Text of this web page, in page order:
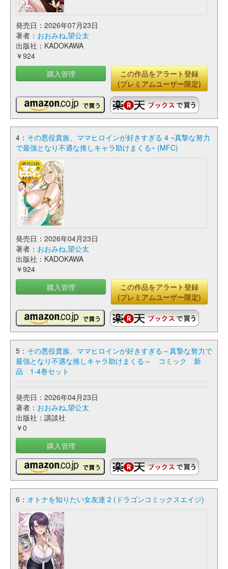
発売日：2026年07月23日
著者： おおみね,望公太
出版社：KADOKAWA
￥924
購入管理
この作品をアラート登録
(プレミアムユーザー限定)
4： その悪役貴族、ママヒロインが好きすぎる 4 ~真摯な努力
で最強となり不遇な推しキャラ助けまくる~ (MFC)
発売日：2026年04月23日
著者： おおみね,望公太
出版社：KADOKAWA
￥924
購入管理
この作品をアラート登録
(プレミアムユーザー限定)
5： その悪役貴族、ママヒロインが好きすぎる～真摯な努力で
最強となり不遇な推しキャラ助けまくる～ コミック 新
品 1-4巻セット
発売日：2026年04月23日
著者： おおみね,望公太
出版社：講談社
￥0
購入管理
6： オトナを知りたい女友達 2 (ドラゴンコミックスエイジ)